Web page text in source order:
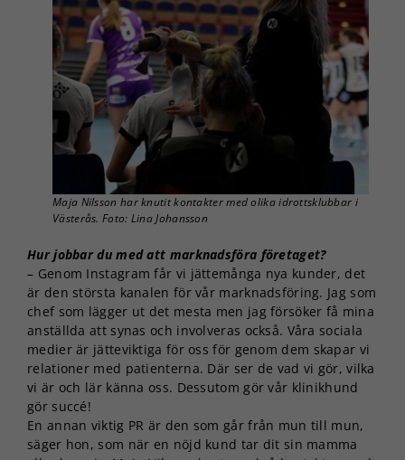
Maja Nilsson har knutit kontakter med olika idrottsklubbar i
Västerås. Foto: Lina Johansson
Hur jobbar du med att marknadsföra företaget?
– Genom Instagram får vi jättemånga nya kunder, det
är den största kanalen för vår marknadsföring. Jag som
chef som lägger ut det mesta men jag försöker få mina
anställda att synas och involveras också. Våra sociala
medier är jätteviktiga för oss för genom dem skapar vi
relationer med patienterna. Där ser de vad vi gör, vilka
vi är och lär känna oss. Dessutom gör vår klinikhund
gör succé!
En annan viktig PR är den som går från mun till mun,
säger hon, som när en nöjd kund tar dit sin mamma